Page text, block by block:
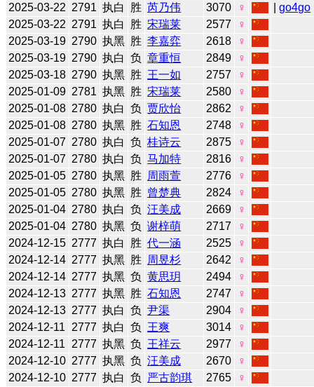
2025-03-22 2791 执白 胜 芮乃伟 3070 ♀ |go4go
2025-03-22 2791 执白 胜 宋瑞莱 2577
♀
2025-03-19 2790 执黑 胜 李嘉弈 2618
♀
2025-03-19 2790 执白 负 章重恒 2849
♀
2025-03-18 2790 执黑 胜 王一如 2757
♀
2025-01-09 2781 执黑 胜 宋瑞莱 2580
♀
2025-01-08 2780 执白 负 贾欣怡 2862
♀
2025-01-08 2780 执黑 胜 石知恩 2748
♀
2025-01-07 2780 执白 负 桂诗云 2875
♀
2025-01-07 2780 执白 负 马加特 2816
♀
2025-01-05 2780 执黑 胜 周雨萱 2776
♀
2025-01-05 2780 执黑 胜 曾楚典 2824
♀
2025-01-04 2780 执白 负 汪美成 2669
♀
2025-01-04 2780 执黑 负 谢梓萌 2717
♀
2024-12-15 2777 执白 胜 代一涵 2525
♀
2024-12-14 2777 执黑 胜 周昱杉 2642
♀
2024-12-14 2777 执黑 负 黄思玥 2494
♀
2024-12-13 2777 执黑 胜 石知恩 2747
♀
2024-12-13 2777 执白 负 尹渠 2904
♀
2024-12-11
2777 执白 负 王爽 3014
♀
2024-12-11
2777 执黑 负 王祥云 2977
♀
2024-12-10 2777 执黑 负 汪美成 2670
♀
2024-12-10 2777 执白 负 严古韵琪 2765
♀